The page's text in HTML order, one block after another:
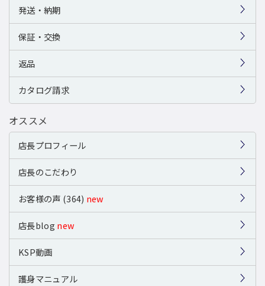
発送・納期
保証・交換
返品
カタログ請求
オススメ
店長プロフィール
店長のこだわり
お客様の声 (364) new
店長blog new
KSP動画
護身マニュアル